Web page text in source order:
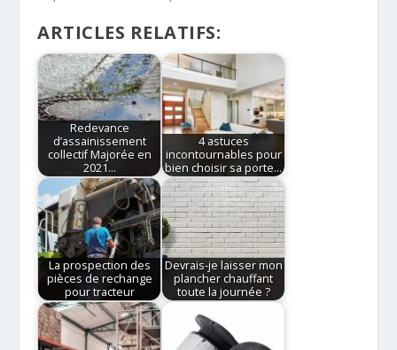
ARTICLES RELATIFS:
Redevance
d’assainissement
collectif Majorée en
2021…
4 astuces
incontournables pour
bien choisir sa porte…
La prospection des
pièces de rechange
pour tracteur
Devrais-je laisser mon
plancher chauffant
toute la journée ?